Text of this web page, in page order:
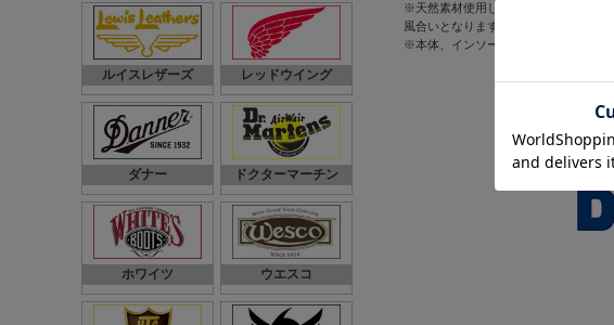
※天然素材使用しているパーツがある
風合いとなりますので不良ではござい
※本体、インソールを含む刻印形状や
ルイスレザーズ レッドウイング
ダナー ドクターマーチン
ホワイツ ウエスコ